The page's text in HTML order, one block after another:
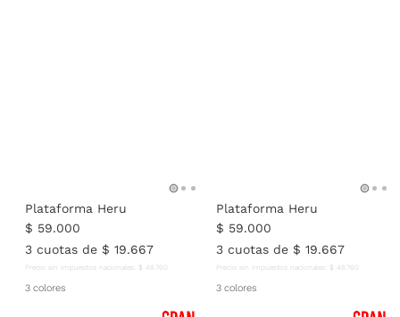
Plataforma Heru
$ 59.000
3cuotas de $ 19.667
Precio sin impuestos nacionales: $ 48 760
3 colores
Plataforma Heru
$ 59.000
3cuotas de $ 19.667
Precio sin impuestos nacionales: $ 48 760
3 colores